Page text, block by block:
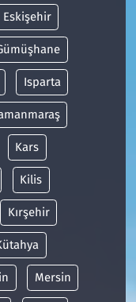
Eskişehir
Isparta
Kars
Kilis
Kırşehir
Mersin